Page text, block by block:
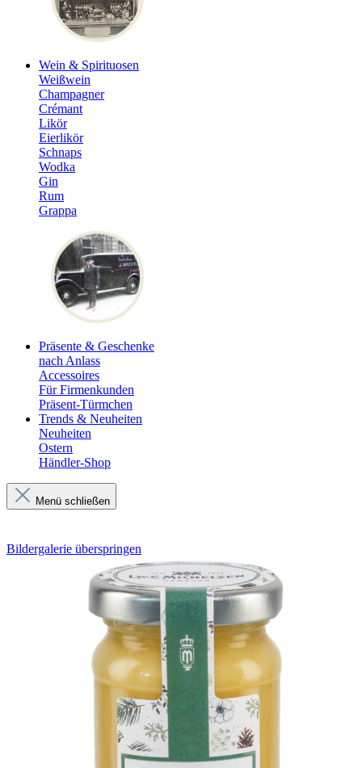
Wein & Spirituosen
Weißwein
Champagner
Crémant
Likör
Eierlikör
Schnaps
Wodka
Gin
Rum
Grappa
Präsente & Geschenke
nach Anlass
Accessoires
Für Firmenkunden
Präsent-Türmchen
Trends & Neuheiten
Neuheiten
Ostern
Händler-Shop
Menü schließen
Bildergalerie überspringen